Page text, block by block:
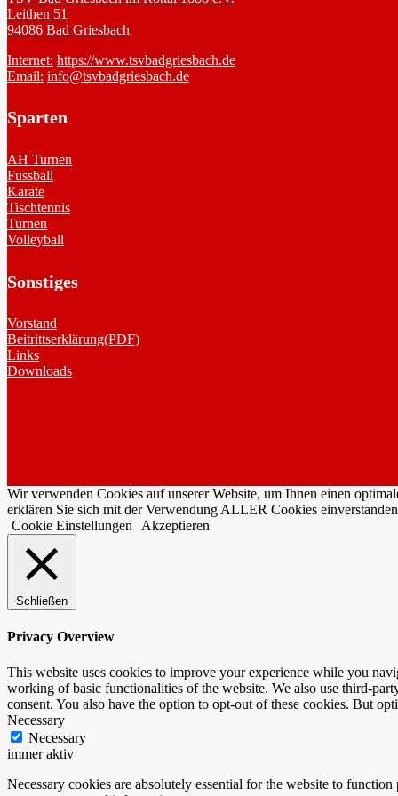
Leithen 51
94086 Bad Griesbach
Internet: https://www.tsvbadgriesbach.de
Email: info@tsvbadgriesbach.de
Sparten
AH Turnen
Fussball
Karate
Tischtennis
Turnen
Volleyball
Sonstiges
Vorstand
Beitrittserklärung(PDF)
Links
Downloads
Wir verwenden Cookies auf unserer Website, um Ihnen einen
erklären Sie sich mit der Verwendung ALLER Cookies
Cookie Einstellungen
Akzeptieren
Schließen
Privacy Overview
This website uses cookies to improve your experience while you
working of basic functionalities of the website. We also use third-
consent. You also have the option to opt-out of these cookies. But
Necessary
Necessary
immer aktiv
Necessary cookies are absolutely essential for the website to